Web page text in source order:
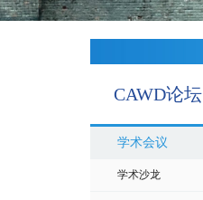
CAWD论坛
学术会议
学术沙龙